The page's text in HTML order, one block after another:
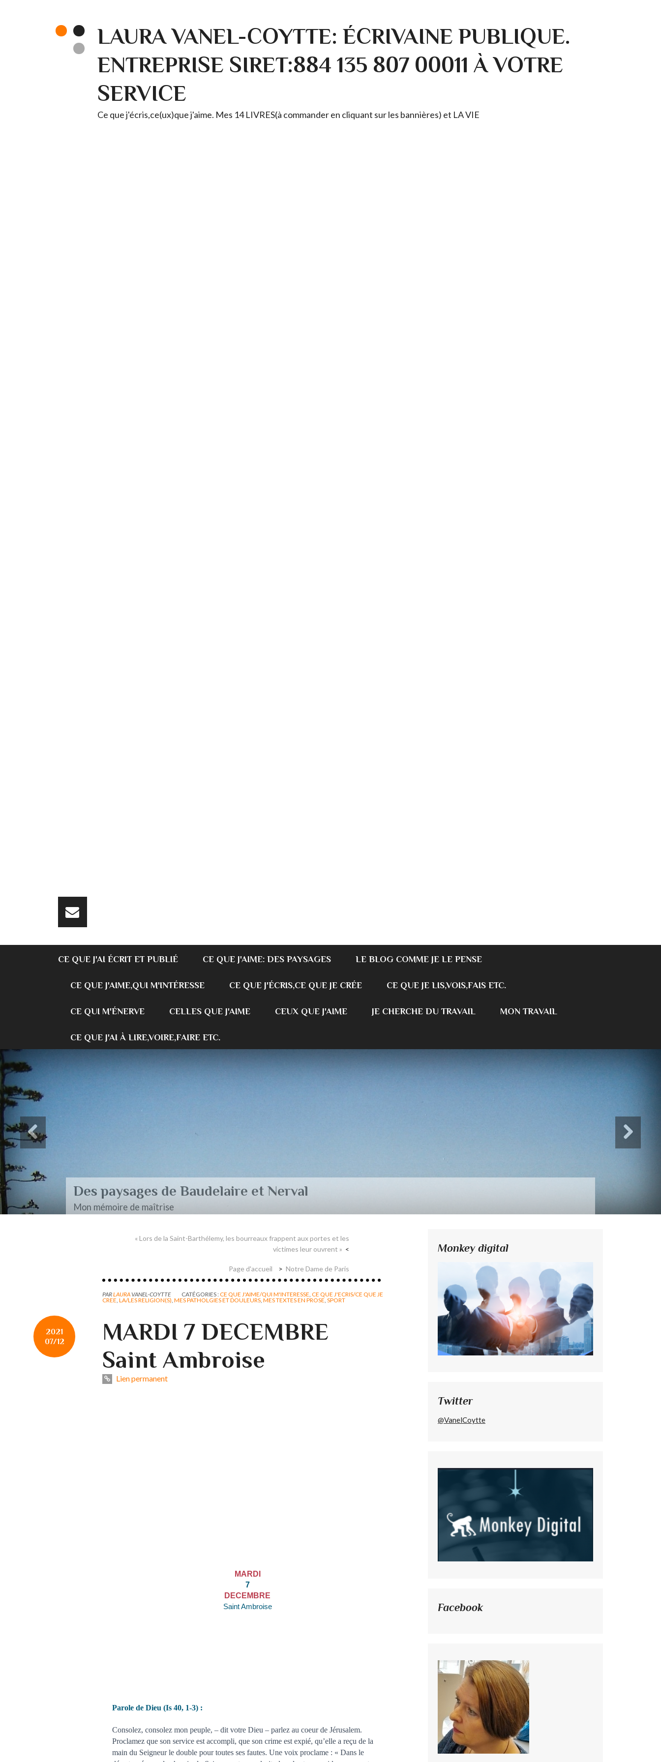
LAURA VANEL-COYTTE: ÉCRIVAINE PUBLIQUE.
ENTREPRISE SIRET:884 135 807 00011 À VOTRE
SERVICE
Ce que j'écris,ce(ux)que j'aime. Mes 14 LIVRES(à commander en cliquant sur les bannières) et LA VIE
CE QUE J'AI ÉCRIT ET PUBLIÉ CE QUE J'AIME: DES PAYSAGES LE BLOG COMME JE LE PENSE
CE QUE J'AIME,QUI M'INTÉRESSE CE QUE J'ÉCRIS,CE QUE JE CRÉE CE QUE JE LIS,VOIS,FAIS ETC.
CE QUI M'ÉNERVE CELLES QUE J'AIME CEUX QUE J'AIME JE CHERCHE DU TRAVAIL MON TRAVAIL
CE QUE J'AI À LIRE,VOIRE,FAIRE ETC.
Des paysages de Baudelaire et Nerval
Mon mémoire de maîtrise
« Lors de la Saint-Barthélemy, les bourreaux frappent aux portes et les
victimes leur ouvrent »
Page d'accueil Notre Dame de Paris
PARLAURA VANEL-COYTTE CATÉGORIES :CE QUE J'AIME/QUI M'INTERESSE CE QUE J'ECRIS/CE QUE JE
CREE LA/LES RELIGION(S) MES PATHOLGIES ET DOULEURS MES TEXTES EN PROSE SPORT
2021
07/12
MARDI 7 DECEMBRE
Saint Ambroise
Lien permanent
MARDI
7
DECEMBRE
Saint Ambroise
Parole de Dieu (Is 40, 1-3) :
Consolez, consolez mon peuple, – dit votre Dieu – parlez au coeur de Jérusalem.
Proclamez que son service est accompli, que son crime est expié, qu’elle a reçu de la
main du Seigneur le double pour toutes ses fautes. Une voix proclame : « Dans le
Monkey digital
Twitter
@VanelCoytte
Facebook